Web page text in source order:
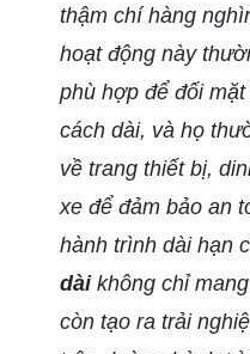
thậm chí hàng
hoạt động này
phù hợp để đối
cách dài, và họ
về trang thiết bị,
xe để đảm bảo an
hành trình dài hạn
dàikhông chỉ
còn tạo ra trải